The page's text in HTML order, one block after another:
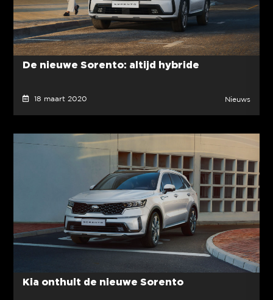
De nieuwe Sorento: altijd hybride
18 maart 2020 Nieuws
Kia onthult de nieuwe Sorento